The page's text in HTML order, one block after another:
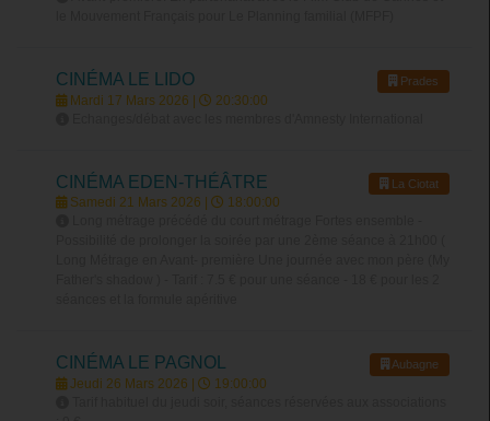
CINÉMA LE LIDO Prades
Mardi 17 Mars 2026 |
20:30:00
CINÉMA EDEN-THÉÂTRE La Ciotat
Samedi 21 Mars 2026 |
18:00:00
CINÉMA LE PAGNOL Aubagne
Jeudi 26 Mars 2026 |
19:00:00